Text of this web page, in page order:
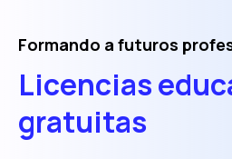
Formando a futuros
Licencias
gratuitas